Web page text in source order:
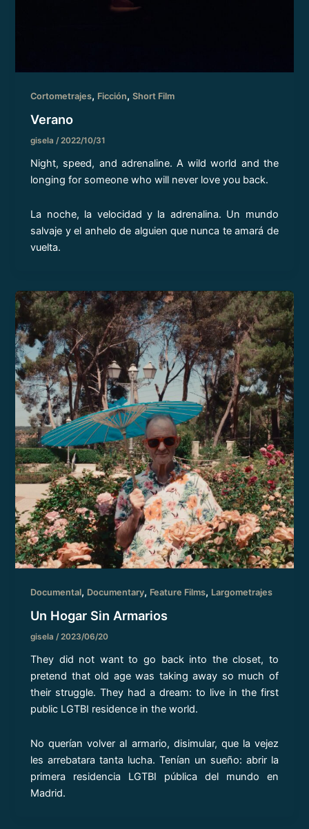
Cortometrajes, Ficción,Short Film
Verano
gisela/2022/10/31
Night, speed, and adrenaline. A wild world and the
longing for someone who will never love you back.
La noche, la velocidad y la adrenalina. Un mundo
salvaje y el anhelo de alguien que nunca te amará de
vuelta.
Documental, Documentary, Feature Films, Largometrajes
Un Hogar Sin Armarios
gisela/2023/06/20
They did not want to go back into the closet, to
pretend that old age was taking away so much of
their struggle. They had a dream: to live in the first
public LGTBI residence in the world.
No querían volver al armario, disimular, que la vejez
les arrebatara tanta lucha. Tenían un sueño: abrir la
primera residencia LGTBI pública del mundo en
Madrid.